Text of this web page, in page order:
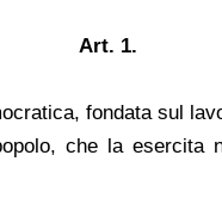
Art. 1.
fondata sul
che la esercita